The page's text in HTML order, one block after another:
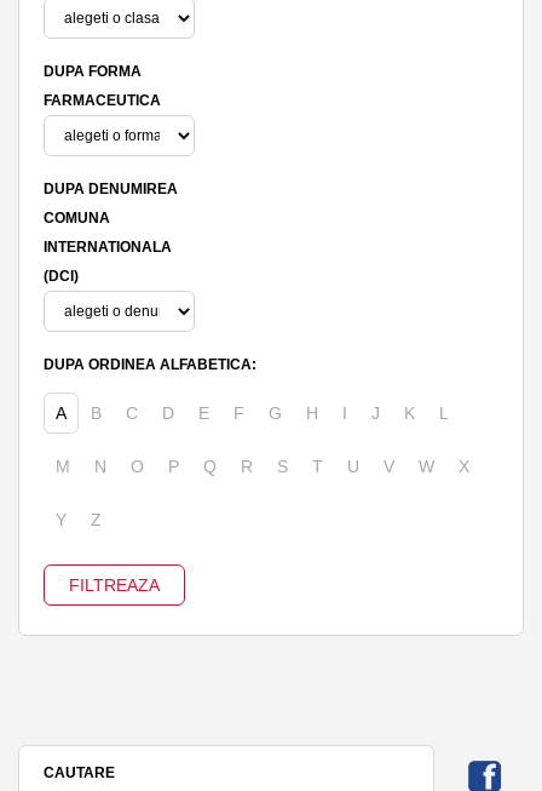
DUPA FORMA
FARMACEUTICA
DUPA DENUMIREA
COMUNA
INTERNATIONALA
(DCI)
DUPA ORDINEA ALFABETICA:
A B C D E F G H I J K L
M N O P Q R S T U V W X
Y Z
CAUTARE